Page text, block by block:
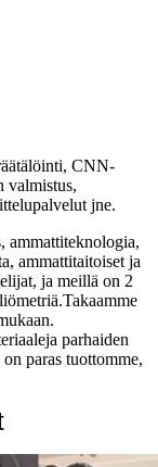
CNN-
valmistus,
jne.
ammattiteknologia,
ammattitaitoiset ja
ja meillä on 2
parhaiden
paras tuottomme,